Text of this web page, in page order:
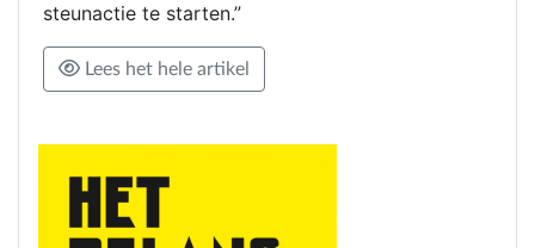
steunactie te starten.”
Lees het hele artikel